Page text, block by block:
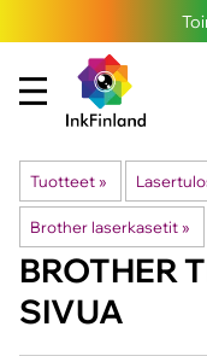
Tuotteet ‪»
Brother laserkasetit ‪»
BROTHER
SIVUA